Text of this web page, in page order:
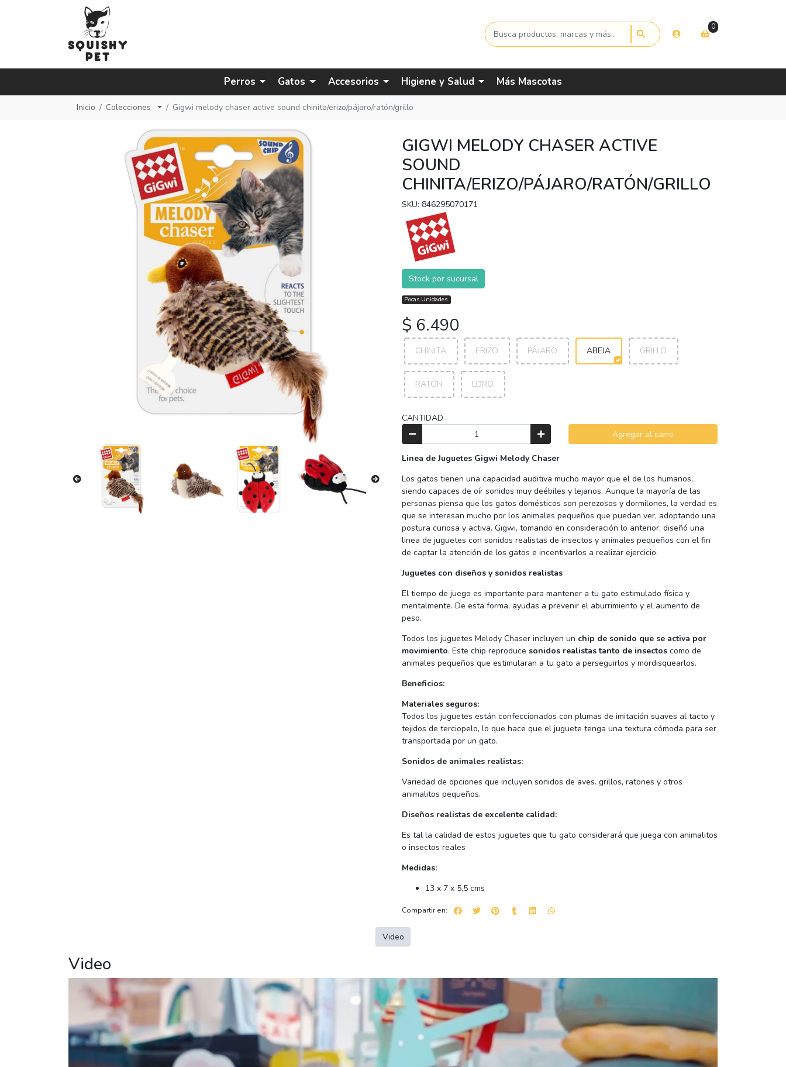
0
Perros Gatos Accesorios Higiene y Salud Más Mascotas
Inicio Colecciones Gigwi melody chaser active sound chinita/erizo/pájaro/ratón/grillo
GIGWI MELODY CHASER ACTIVE
SOUND
CHINITA/ERIZO/PÁJARO/RATÓN/GRILLO
SKU: 846295070171
Stock por sucursal
Pocas Unidades.
$ 6.490
CHINITA ERIZO PÁJARO ABEJA GRILLO
RATÓN LORO
CANTIDAD
Agregar al carro
Linea de Juguetes Gigwi Melody Chaser
Los gatos tienen una capacidad auditiva mucho mayor que el de los humanos,
siendo capaces de oír sonidos muy deébiles y lejanos. Aunque la mayoría de las
personas piensa que los gatos domésticos son perezosos y dormilones, la verdad es
que se interesan mucho por los animales pequeños que puedan ver, adoptando una
postura curiosa y activa. Gigwi, tomando en consideración lo anterior, diseñó una
linea de juguetes con sonidos realistas de insectos y animales pequeños con el fin
de captar la atención de los gatos e incentivarlos a realizar ejercicio.
Juguetes con diseños y sonidos realistas
El tiempo de juego es importante para mantener a tu gato estimulado física y
mentalmente. De esta forma, ayudas a prevenir el aburrimiento y el aumento de
peso.
Todos los juguetes Melody Chaser incluyen un chip de sonido que se activa por
movimiento. Este chip reproduce sonidos realistas tanto de insectos como de
animales pequeños que estimularan a tu gato a perseguirlos y mordisquearlos.
Beneficios:
Materiales seguros:
Todos los juguetes están confeccionados con plumas de imitación suaves al tacto y
tejidos de terciopelo, lo que hace que el juguete tenga una textura cómoda para ser
transportada por un gato.
Sonidos de animales realistas:
Variedad de opciones que incluyen sonidos de aves. grillos, ratones y otros
animalitos pequeños.
Diseños realistas de excelente calidad:
Es tal la calidad de estos juguetes que tu gato considerará que juega con animalitos
o insectos reales
Medidas:
13 x 7 x 5,5 cms
Compartir en:
Video
Video